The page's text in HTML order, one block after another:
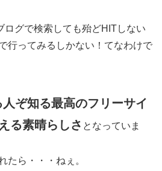
ログで検索しても殆どHITしない
行ってみるしかない！てなわけで
人ぞ知る最高のフリーサイ
る素晴らしさ となっていま
たら・・・ねぇ。